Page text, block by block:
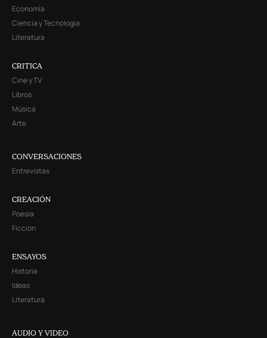
Economía
Ciencia y Tecnología
Literatura
CRITICA
Cine y TV
Libros
Música
Arte
CONVERSACIONES
Entrevistas
CREACIÓN
Poesía
Ficción
ENSAYOS
Historia
Ideas
Literatura
AUDIO Y VIDEO